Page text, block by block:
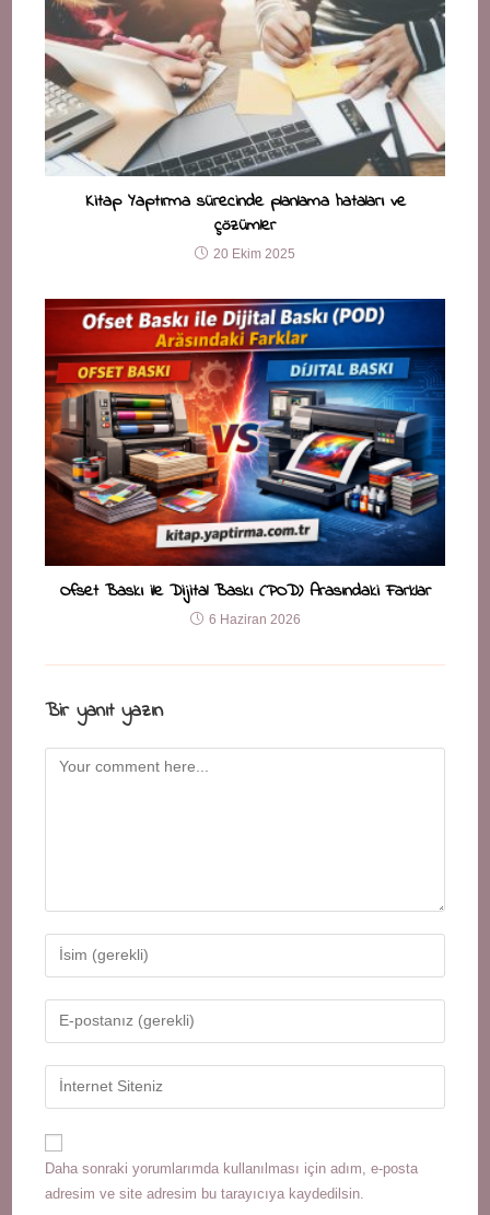
Kitap Yaptırma sürecinde planlama hataları ve
çözümler
20 Ekim 2025
Ofset Baskı ile Dijital Baskı (POD) Arasındaki Farklar
6 Haziran 2026
Bir yanıt yazın
Comment
Enter
your
name
comment
Enter
your
email
address
comment
Enter
your
website
URL
(optional)
Daha sonraki yorumlarımda kullanılması için adım, e-posta
adresim ve site adresim bu tarayıcıya kaydedilsin.